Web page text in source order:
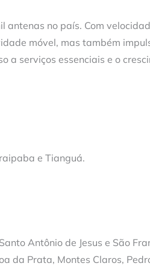
antenas no país. Com
móvel, mas também
a serviços essenciais e o
e Tianguá.
Antônio de Jesus e São
da Prata, Montes Claros,